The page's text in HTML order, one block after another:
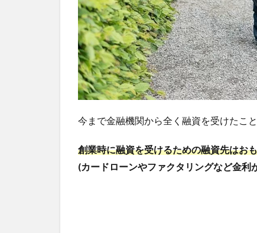
機関
3
どち
らが
おす
す
め？
ま
め
今まで金融機関から全く融資を受けたこと
創業時に融資を受けるための融資先はお
(カードローンやファクタリングなど金利